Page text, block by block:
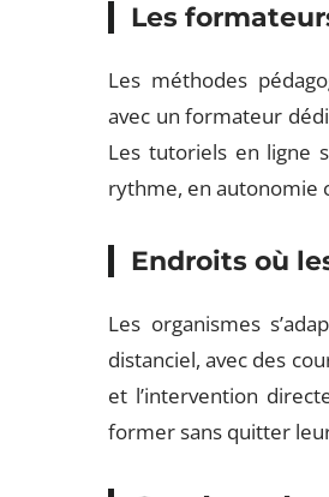
Les
Les méthodes
avec un formateur
Les tutoriels en ligne
rythme, en autonomie
Endroits où
Les organismes
distanciel, avec des
et l’intervention
former sans quitter